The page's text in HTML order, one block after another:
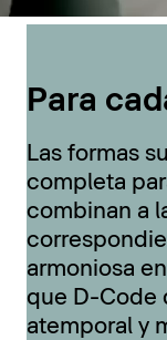
Para
Las formas
completa
combinan a
armoniosa
que D-Code
atemporal y